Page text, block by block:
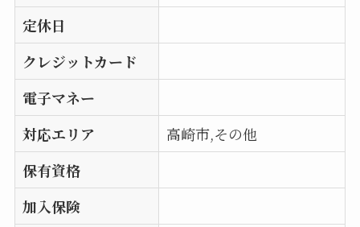
定休日
クレジットカード
電子マネー
対応エリア
高崎市,その他
保有資格
加入保険